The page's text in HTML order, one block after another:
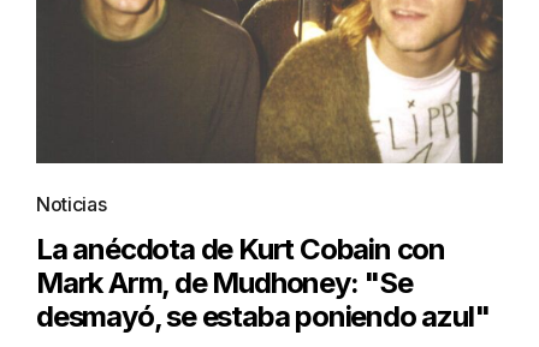
Noticias
La anécdota de Kurt Cobain con
Mark Arm, de Mudhoney: "Se
desmayó, se estaba poniendo azul"